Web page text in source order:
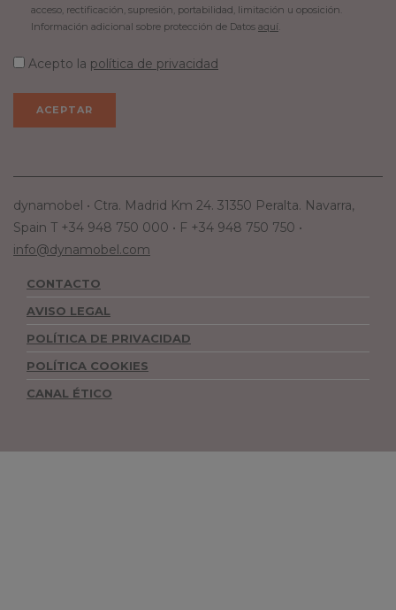
acceso, rectificación, supresión, portabilidad, limitación u oposición.
Información adicional sobre protección de Datos aquí
Acepto la política de privacidad
dynamobel • Ctra. Madrid Km 24. 31350 Peralta. Navarra,
Spain T +34 948 750 000 • F +34 948 750 750 •
info@dynamobel.com
CONTACTO
AVISO LEGAL
POLÍTICA DE PRIVACIDAD
POLÍTICA COOKIES
CANAL ÉTICO